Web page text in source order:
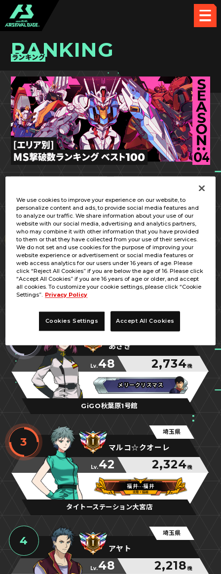
RANKING
ランキング
1
埼玉県
レム
Lv.50 3,806機
覇神王
覇神王
覇神王
東京都
あさき
Lv.48 2,734機
メリークリスマス
メリークリスマス
メリークリスマス
GiGO秋葉原1号館
3
埼玉県
マルコ☆クオーレ
Lv.42 2,324機
福井···福井
福井···福井
福井···福井
タイトーステーション大宮店
4
埼玉県
アヤト
Lv.48 2,218機
We use cookies to improve your experience on our website, to
personalize content and ads, to provide social media features and
to analyze our traffic. We share information about your use of our
website with our social media, advertising and analytics partners,
who may combine it with other information that you have provided
to them or that they have collected from your use of their services.
We do not set and use cookies for the purpose of improving your
website experience or advertisement or social media features or
web access analytics for our users under 16 years of age. Please
click “Reject All Cookies” if you are below the age of 16. Please click
“Accept All Cookies” if you are 16 years of age or older, and accept
all cookies. To customize your cookie settings, please click “Cookie
Settings”. Privacy Policy
Cookies Settings Accept All Cookies